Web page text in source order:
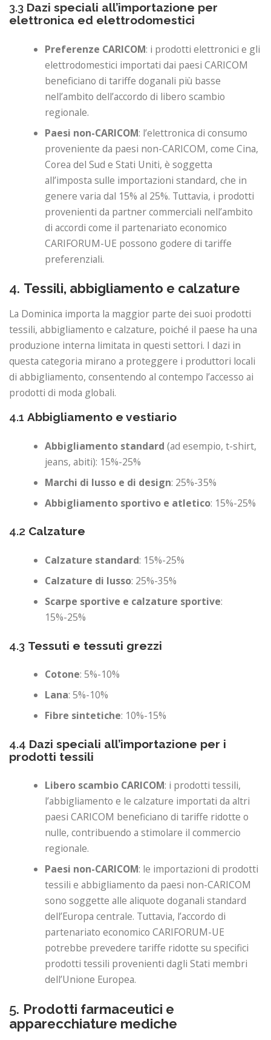
3.3 Dazi speciali all’importazione per
elettronica ed elettrodomestici
Preferenze CARICOM: i prodotti elettronici e gli
elettrodomestici importati dai paesi CARICOM
beneficiano di tariffe doganali più basse
nell’ambito dell’accordo di libero scambio
regionale.
Paesi non-CARICOM: l’elettronica di consumo
proveniente da paesi non-CARICOM, come Cina,
Corea del Sud e Stati Uniti, è soggetta
all’imposta sulle importazioni standard, che in
genere varia dal 15% al ​​25%. Tuttavia, i prodotti
provenienti da partner commerciali nell’ambito
di accordi come il partenariato economico
CARIFORUM-UE possono godere di tariffe
preferenziali.
4. Tessili, abbigliamento e calzature
La Dominica importa la maggior parte dei suoi prodotti
tessili, abbigliamento e calzature, poiché il paese ha una
produzione interna limitata in questi settori. I dazi in
questa categoria mirano a proteggere i produttori locali
di abbigliamento, consentendo al contempo l’accesso ai
prodotti di moda globali.
4.1 Abbigliamento e vestiario
Abbigliamento standard (ad esempio, t-shirt,
jeans, abiti): 15%-25%
Marchi di lusso e di design: 25%-35%
Abbigliamento sportivo e atletico: 15%-25%
4.2 Calzature
Calzature standard: 15%-25%
Calzature di lusso: 25%-35%
Scarpe sportive e calzature sportive:
15%-25%
4.3 Tessuti e tessuti grezzi
Cotone: 5%-10%
Lana: 5%-10%
Fibre sintetiche: 10%-15%
4.4 Dazi speciali all’importazione per i
prodotti tessili
Libero scambio CARICOM: i prodotti tessili,
l’abbigliamento e le calzature importati da altri
paesi CARICOM beneficiano di tariffe ridotte o
nulle, contribuendo a stimolare il commercio
regionale.
Paesi non-CARICOM: le importazioni di prodotti
tessili e abbigliamento da paesi non-CARICOM
sono soggette alle aliquote doganali standard
dell’Europa centrale. Tuttavia, l’accordo di
partenariato economico CARIFORUM-UE
potrebbe prevedere tariffe ridotte su specifici
prodotti tessili provenienti dagli Stati membri
dell’Unione Europea.
5. Prodotti farmaceutici e
apparecchiature mediche